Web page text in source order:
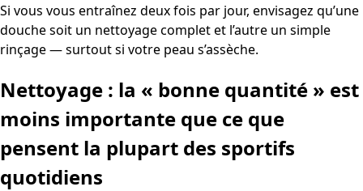
Si vous vous entraînez deux fois par jour, envisagez qu’une
douche soit un nettoyage complet et l’autre un simple
rinçage — surtout si votre peau s’assèche.
Nettoyage : la « bonne quantité » est
moins importante que ce que
pensent la plupart des sportifs
quotidiens